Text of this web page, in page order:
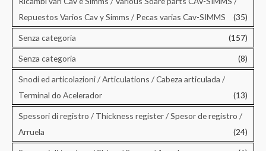
Repuestos Varios Cav y Simms / Pecas varias Cav-SIMMS
(35)
Senza categoria (157)
Senza categoria (8)
Snodi ed articolazioni / Articulations / Cabeza articulada /
Terminal do Acelerador
(13)
Spessori di registro / Thickness register / Spesor de registro /
Arruela
(24)